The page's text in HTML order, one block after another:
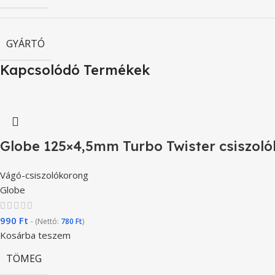
GYÁRTÓ
Kapcsolódó Termékek
Globe 125×4,5mm Turbo Twister
Vágó-csiszolókorong
Globe
990 Ft - (Nettó: 780 Ft)
Kosárba teszem
TÖMEG